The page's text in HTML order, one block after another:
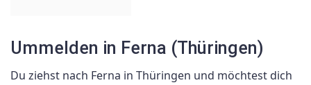
Ummelden in Ferna (Thüringen)
Du ziehst nach Ferna in Thüringen und möchtest dich